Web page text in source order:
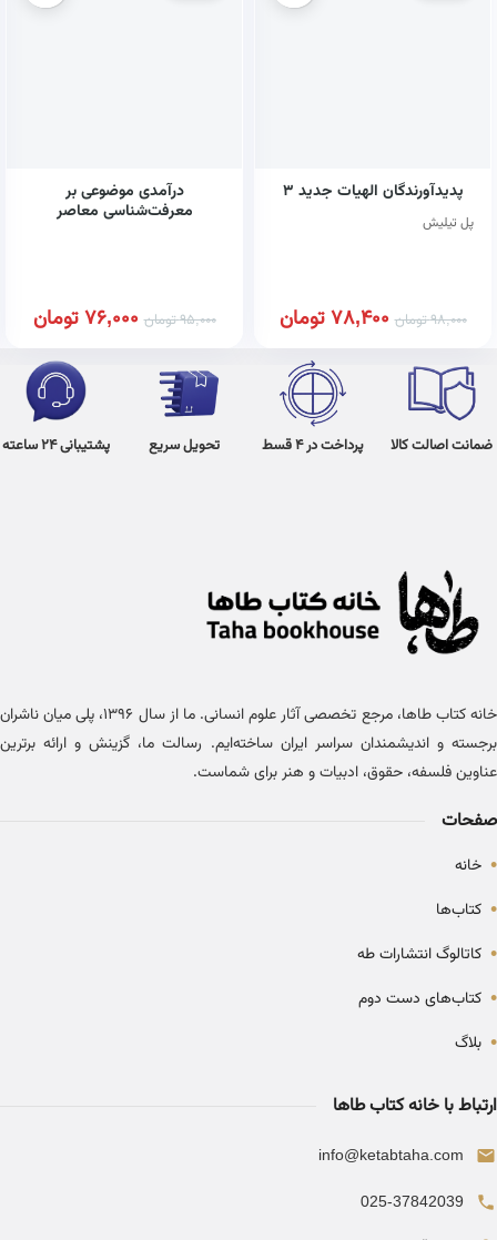
پدیدآورندگان الهیات جدید ۳
پل تیلیش
98,000تومان 78,400تومان
درآمدی موضوعی بر
معرفت‌شناسی معاصر
95,000تومان 76,000تومان
ضمانت اصالت کالا پرداخت در 4 قسط تحویل سریع پشتیبانی 24 ساعته
خانه کتاب طاها، مرجع تخصصی آثار علوم انسانی. ما از سال ۱۳۹۶، پلی میان ناشران
برجسته و اندیشمندان سراسر ایران ساخته‌ایم. رسالت ما، گزینش و ارائه برترین
عناوین فلسفه، حقوق، ادبیات و هنر برای شماست.
صفحات
• خانه
• کتاب‌ها
• کاتالوگ انتشارات طه
• کتاب‌های دست دوم
• بلاگ
ارتباط با خانه کتاب طاها
info@ketabtaha.com
025-37842039